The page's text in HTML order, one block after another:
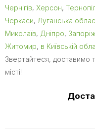
Чернігів, Херсон,
Черкаси, Луганська
Миколаїв, Дніпро,
Житомир, в Київській
Звертайтеся, доставимо
місті!